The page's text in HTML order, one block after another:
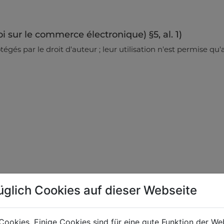
le commerce électronique) §5, al. 1)
par le droit d'auteur ; leur utilisation n'est permise
Cookies auf dieser Webseite
Einige Cookies sind für eine gute Funktion der